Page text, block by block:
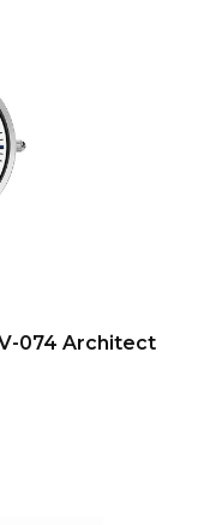
074 Architect